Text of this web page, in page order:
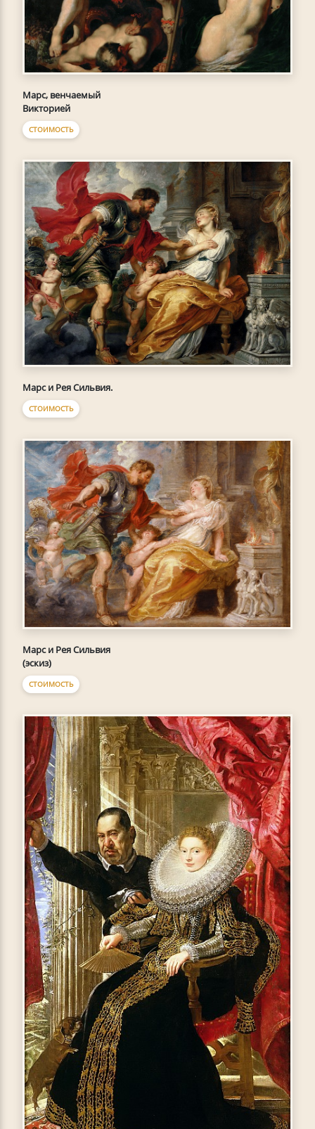
Марс, венчаемый
Викторией
СТОИМОСТЬ
Марс и Рея Сильвия.
СТОИМОСТЬ
Марс и Рея Сильвия
(эскиз)
СТОИМОСТЬ